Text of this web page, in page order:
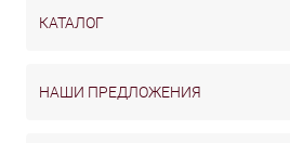
КАТАЛОГ
НАШИ ПРЕДЛОЖЕНИЯ